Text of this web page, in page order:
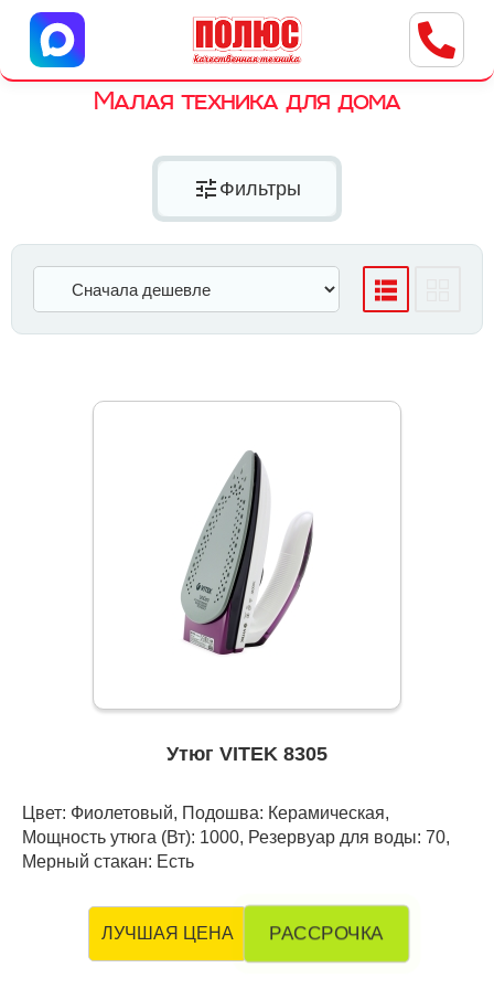
Центр бытовой техники
г. Ульяновск, ул. Пушкарева, 8a
Малая техника для дома
tune Фильтры
Утюг VITEK 8305
Цвет: Фиолетовый, Подошва: Керамическая,
Мощность утюга (Вт): 1000, Резервуар для воды: 70,
Мерный стакан: Есть
ЛУЧШАЯ ЦЕНА РАССРОЧКА